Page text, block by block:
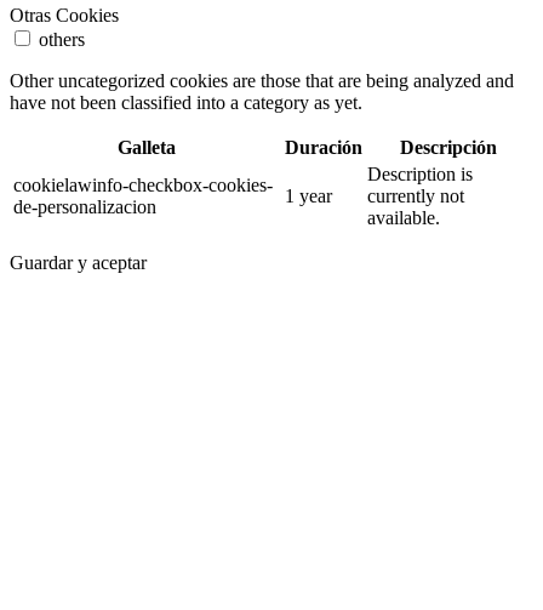
Otras Cookies
others
Other uncategorized cookies are those that are being analyzed and
have not been classified into a category as yet.
Galleta Duración
Descripción
cookielawinfo-checkbox-cookies-
de-personalizacion
1 year
Description is
currently not
available.
Guardar y aceptar